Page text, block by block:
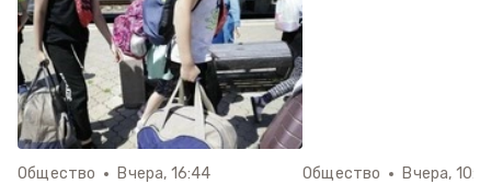
Общество Вчера, 16:44 Общество Вчера,